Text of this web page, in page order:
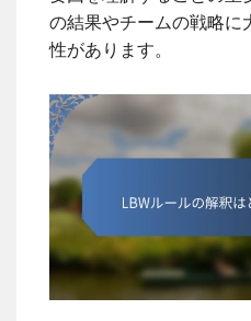
の結果やチームの戦略に
性があります。